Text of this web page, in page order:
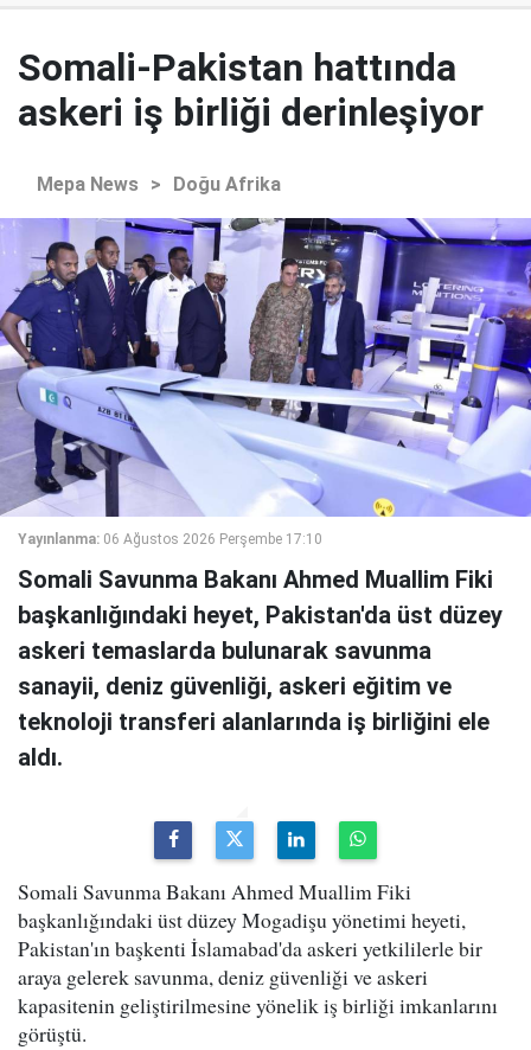
Somali-Pakistan hattında
askeri iş birliği derinleşiyor
Mepa News > Doğu Afrika
Yayınlanma: 06 Ağustos 2026 Perşembe 17:10
Somali Savunma Bakanı Ahmed Muallim Fiki
başkanlığındaki heyet, Pakistan'da üst düzey
askeri temaslarda bulunarak savunma
sanayii, deniz güvenliği, askeri eğitim ve
teknoloji transferi alanlarında iş birliğini ele
aldı.
Somali Savunma Bakanı Ahmed Muallim Fiki
başkanlığındaki üst düzey Mogadişu yönetimi heyeti,
Pakistan'ın başkenti İslamabad'da askeri yetkililerle bir
araya gelerek savunma, deniz güvenliği ve askeri
kapasitenin geliştirilmesine yönelik iş birliği imkanlarını
görüştü.